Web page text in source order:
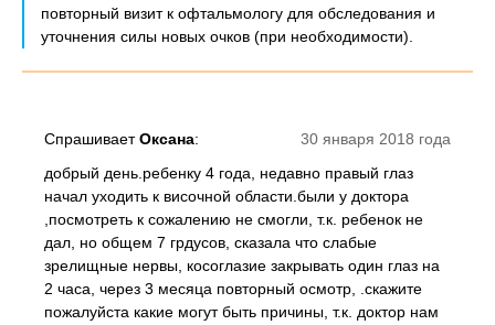
повторный визит к офтальмологу для обследования и
уточнения силы новых очков (при необходимости).
30 января 2018 года
СпрашиваетОксана:
добрый день.ребенку 4 года, недавно правый глаз
начал уходить к височной области.были у доктора
,посмотреть к сожалению не смогли, т.к. ребенок не
дал, но общем 7 грдусов, сказала что слабые
зрелищные нервы, косоглазие закрывать один глаз на
2 часа, через 3 месяца повторный осмотр, .скажите
пожалуйста какие могут быть причины, т.к. доктор нам